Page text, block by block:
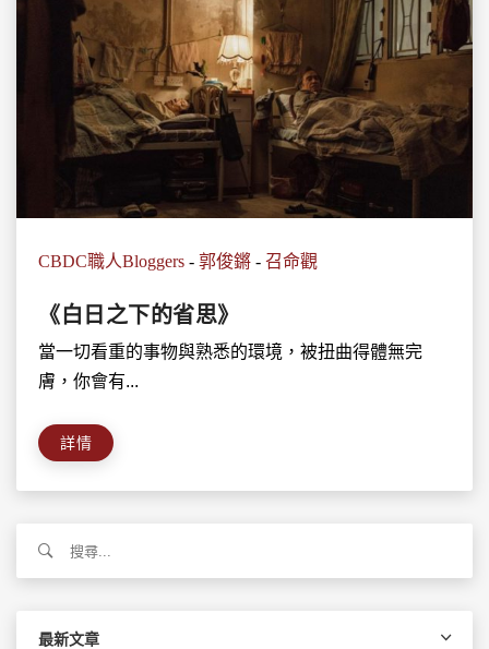
CBDC職人Bloggers - 郭俊鏘 - 召命觀
《白日之下的省思》
當一切看重的事物與熟悉的環境，被扭曲得體無完
膚，你會有...
詳情
關
最新文章